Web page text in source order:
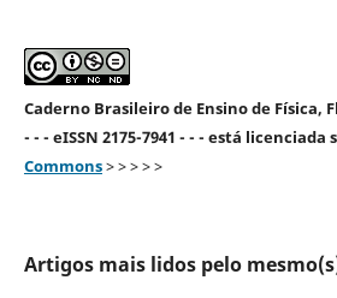
Caderno Brasileiro de Ensino de Física,
- - - eISSN 2175-7941 - - - está licenciada
Commons> > > > >
Artigos mais lidos pelo